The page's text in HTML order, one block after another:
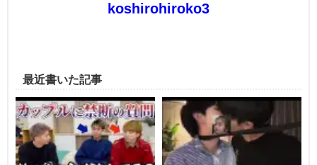
koshirohiroko3
最近書いた記事